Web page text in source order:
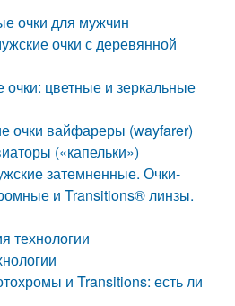
очки для мужчин
очки с деревянной
цветные и зеркальные
очки вайфареры (wayfarer)
(«капельки»)
затемненные. Очки-
и Transitions® линзы.
технологии
и Transitions: есть ли